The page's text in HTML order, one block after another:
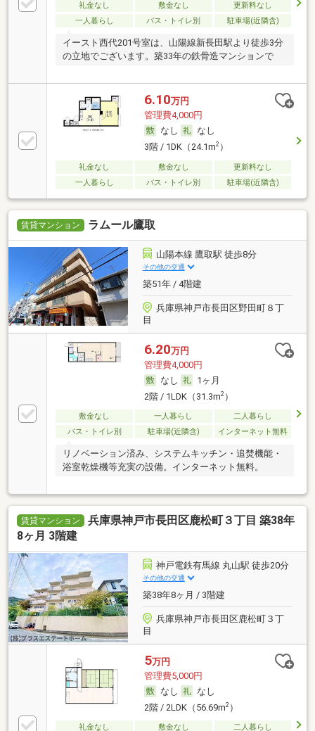
礼金なし 敷金なし
更新料なし
一人暮らし
バス・トイレ別 駐車場(近隣含)
イースト西代201号室は、山陽線新長田駅より徒歩3分
の立地でございます。築33年の鉄骨造マンションで
6.10万円
管理費4,000円
なし
なし
3階 / 1DK（24.1m2）
礼金なし 敷金なし
更新料なし
一人暮らし
バス・トイレ別 駐車場(近隣含)
賃貸マンション ラムール鷹取
山陽本線 鷹取駅 徒歩8分
その他の交通
築51年 / 4階建
兵庫県神戸市長田区野田町８丁
目
6.20万円
管理費4,000円
なし
1ヶ月
2階 / 1LDK（31.3m2）
敷金なし 一人暮らし
二人暮らし
バス・トイレ別
駐車場(近隣含) インターネット無料
リノベーション済み、システムキッチン・追焚機能・
浴室乾燥機等充実の設備。インターネット無料。
賃貸マンション
兵庫県神戸市長田区鹿松町３丁目 築38年
8ヶ月 3階建
神戸電鉄有馬線 丸山駅 徒歩20分
その他の交通
築38年8ヶ月 / 3階建
兵庫県神戸市長田区鹿松町３丁
目
5万円
管理費5,000円
なし
なし
2階 / 2LDK（56.69m2）
礼金なし 敷金なし 二人暮らし